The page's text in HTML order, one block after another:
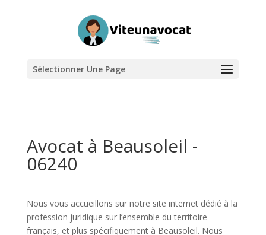
Sélectionner Une Page
Avocat à Beausoleil -
06240
Nous vous accueillons sur notre site internet dédié à la
profession juridique sur l’ensemble du territoire
français, et plus spécifiquement à Beausoleil. Nous